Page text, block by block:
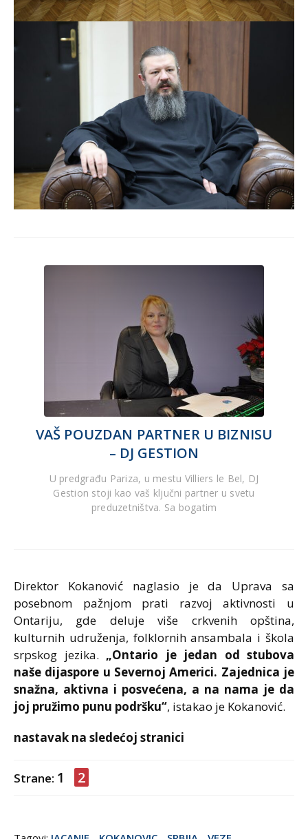
VAŠ POUZDAN PARTNER U BIZNISU
– DJ GESTION
U predgrađu Pariza, u mestu Villiers le Bel, DJ
Gestion stoji kao vaš ključni partner u svetu
preduzetništva. Sa bogatim
Direktor Kokanović naglasio je da Uprava sa
posebnom pažnjom prati razvoj aktivnosti u
Ontariju, gde deluje više crkvenih opština,
kulturnih udruženja, folklornih ansambala i škola
srpskog jezika. „Ontario je jedan od stubova
naše dijaspore u Severnoj Americi. Zajednica je
snažna, aktivna i posvećena, a na nama je da
joj pružimo punu podršku“, istakao je Kokanović.
nastavak na sledećoj stranici
Strane: 1 2